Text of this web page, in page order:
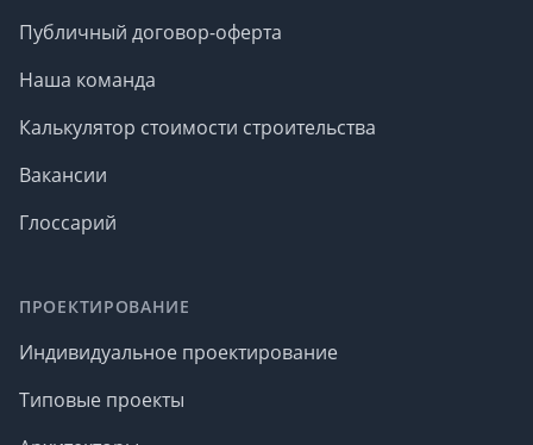
Публичный договор-оферта
Наша команда
Калькулятор стоимости строительства
Вакансии
Глоссарий
ПРОЕКТИРОВАНИЕ
Индивидуальное проектирование
Типовые проекты